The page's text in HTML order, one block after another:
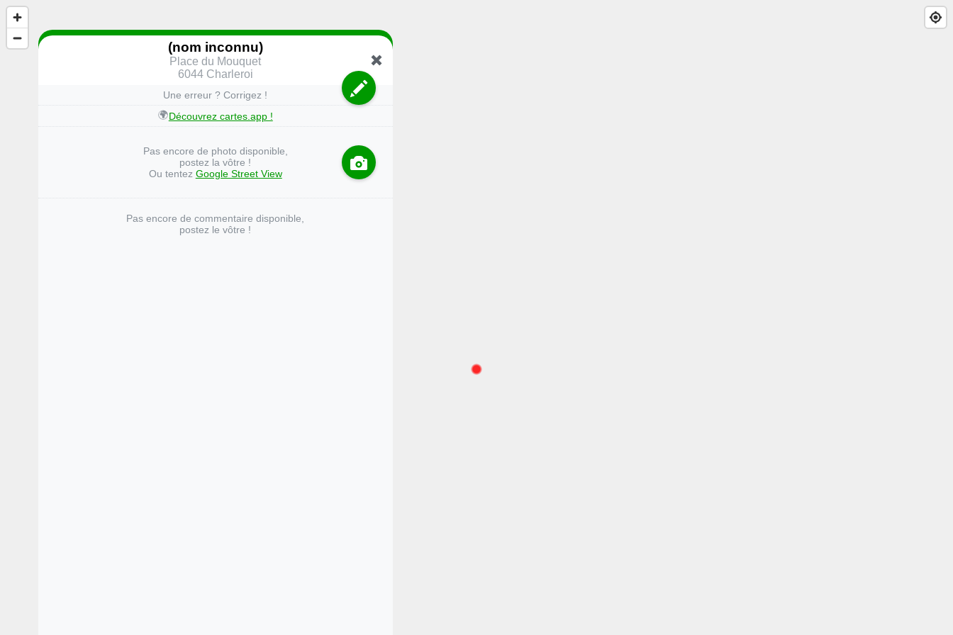
(nom inconnu)
Place du Mouquet
6044 Charleroi
Une erreur ? Corrigez !
🌍Découvrez cartes.app !
Pas encore de photo disponible,
postez la vôtre !
Ou tentez Google Street View
Pas encore de commentaire disponible,
postez le vôtre !